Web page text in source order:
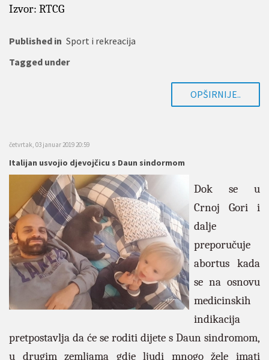
Izvor: RTCG
Published in Sport i rekreacija
Tagged under
OPŠIRNIJE..
četvrtak, 03 januar 2019 20:59
Italijan usvojio djevojčicu s Daun sindormom
Dok se u
Crnoj Gori i
dalje
preporučuje
abortus kada
se na osnovu
medicinskih
indikacija
pretpostavlja da će se roditi dijete s Daun sindromom,
u drugim zemljama gdje ljudi mnogo žele imati